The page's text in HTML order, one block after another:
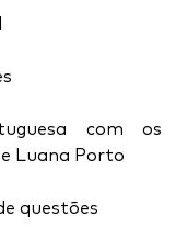
com os
Luana Porto
questões